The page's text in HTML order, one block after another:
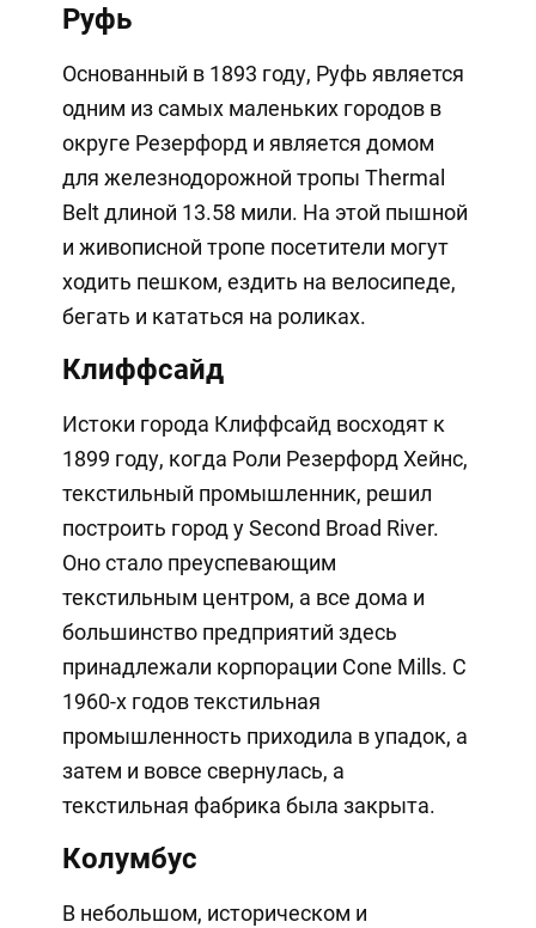
Руфь
Основанный в 1893 году, Руфь является
одним из самых маленьких городов в
округе Резерфорд и является домом
для железнодорожной тропы Thermal
Belt длиной 13.58 мили. На этой пышной
и живописной тропе посетители могут
ходить пешком, ездить на велосипеде,
бегать и кататься на роликах.
Клиффсайд
Истоки города Клиффсайд восходят к
1899 году, когда Роли Резерфорд Хейнс,
текстильный промышленник, решил
построить город у Second Broad River.
Оно стало преуспевающим
текстильным центром, а все дома и
большинство предприятий здесь
принадлежали корпорации Cone Mills. С
1960-х годов текстильная
промышленность приходила в упадок, а
затем и вовсе свернулась, а
текстильная фабрика была закрыта.
Колумбус
В небольшом, историческом и